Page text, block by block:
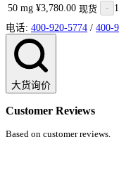
50 mg ¥3,780.00 现货 - 1
电话: 400-920-5774 / 400-
大货询价
Customer Reviews
Based on customer reviews.